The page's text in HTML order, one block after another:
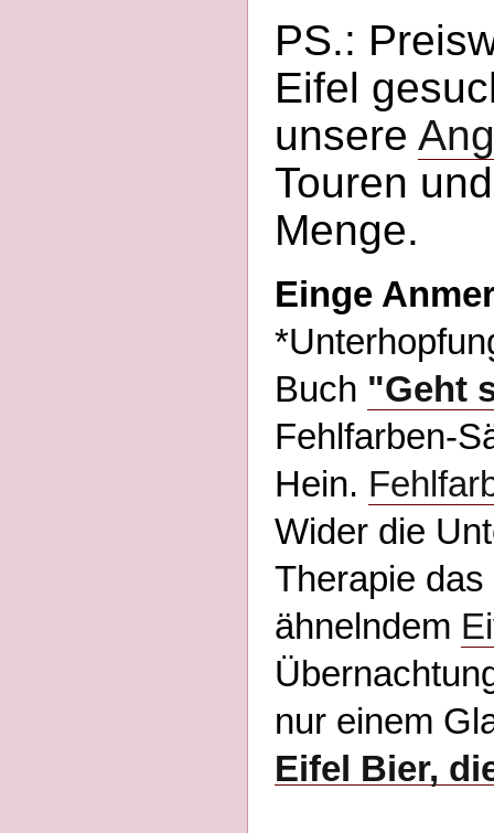
PS.:
Eifel
unsere
Touren
Menge.
Einge
Buch "Geht
Fehlfarben-
Hein.
Wider die
Therapie
ähnelndem
nur einem
Eifel Bier,